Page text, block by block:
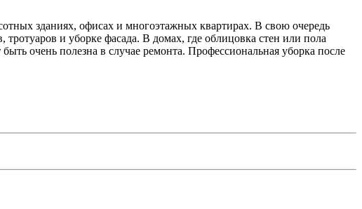
зданиях, офисах и многоэтажных квартирах. В свою очередь
и уборке фасада. В домах, где облицовка стен или пола
очень полезна в случае ремонта. Профессиональная уборка после